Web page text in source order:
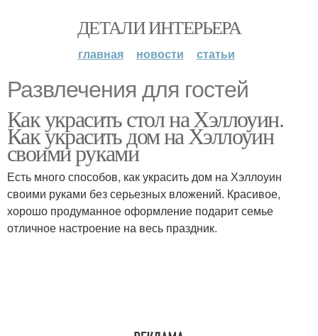
ДЕТАЛИ ИНТЕРЬЕРА
главная новости статьи
Развлечения для гостей
Как украсить стол на Хэллоуин.
Как украсить дом на Хэллоуин
своими руками
Есть много способов, как украсить дом на Хэллоуин
своими руками без серьезных вложений. Красивое,
хорошо продуманное оформление подарит семье
отличное настроение на весь праздник.